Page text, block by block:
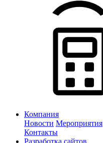
Компания
Новости Мероприятия
Контакты
Разработка сайтов